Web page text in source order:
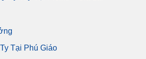
Tại Phú Giáo